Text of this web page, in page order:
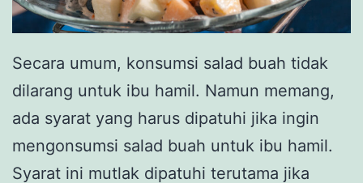
Secara umum, konsumsi salad buah tidak
dilarang untuk ibu hamil. Namun memang,
ada syarat yang harus dipatuhi jika ingin
mengonsumsi salad buah untuk ibu hamil.
Syarat ini mutlak dipatuhi terutama jika